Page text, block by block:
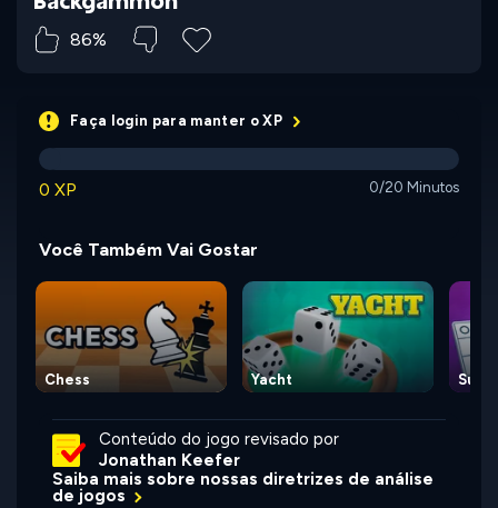
86%
Faça login para manter o XP
0 XP 0/20 Minutos
Você Também Vai Gostar
Chess Yacht
Conteúdo do jogo revisado por
Jonathan Keefer
Saiba mais sobre nossas diretrizes de análise
de jogos